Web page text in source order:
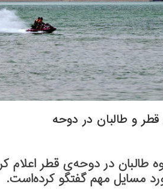
قطر و طالبان در دوحه
در دوحه‌ی قطر اعلام
مسایل مهم گفتگو کرده‌است.